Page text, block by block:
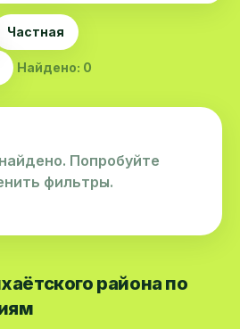
Частная
Найдено: 0
Попробуйте
фильтры.
района по